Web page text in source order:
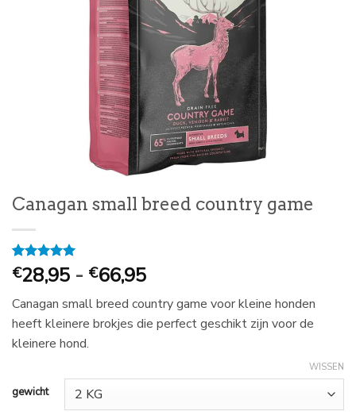
Canagan small breed country game
Gewaardeerd
5op 5
op
1
klantbeoordeling
€28,95 - €66,95Prijsklasse:
28,95
tot
Canagan small breed country game voor kleine honden
heeft kleinere brokjes die perfect geschikt zijn voor de
kleinere hond.
gewicht
WISSEN